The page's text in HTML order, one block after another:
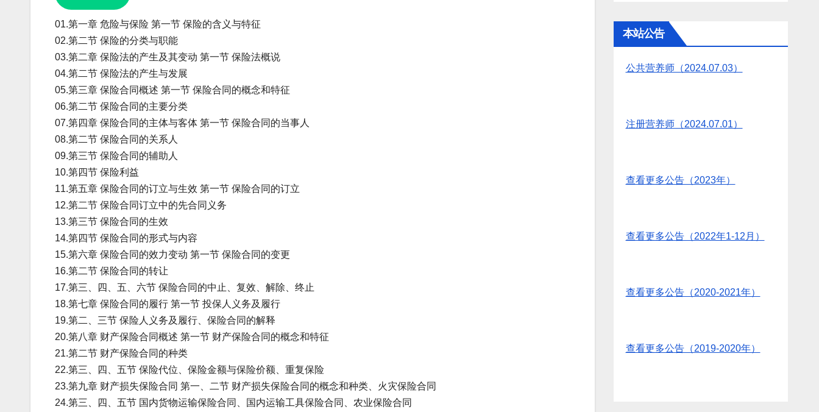
01.第一章 危险与保险 第一节 保险的含义与特征
02.第二节 保险的分类与职能
03.第二章 保险法的产生及其变动 第一节 保险法概说
04.第二节 保险法的产生与发展
05.第三章 保险合同概述 第一节 保险合同的概念和特征
06.第二节 保险合同的主要分类
07.第四章 保险合同的主体与客体 第一节 保险合同的当事人
08.第二节 保险合同的关系人
09.第三节 保险合同的辅助人
10.第四节 保险利益
11.第五章 保险合同的订立与生效 第一节 保险合同的订立
12.第二节 保险合同订立中的先合同义务
13.第三节 保险合同的生效
14.第四节 保险合同的形式与内容
15.第六章 保险合同的效力变动 第一节 保险合同的变更
16.第二节 保险合同的转让
17.第三、四、五、六节 保险合同的中止、复效、解除、终止
18.第七章 保险合同的履行 第一节 投保人义务及履行
19.第二、三节 保险人义务及履行、保险合同的解释
20.第八章 财产保险合同概述 第一节 财产保险合同的概念和特征
21.第二节 财产保险合同的种类
22.第三、四、五节 保险代位、保险金额与保险价额、重复保险
23.第九章 财产损失保险合同 第一、二节 财产损失保险合同的概念和种类、火灾保险合同
24.第三、四、五节 国内货物运输保险合同、国内运输工具保险合同、农业保险合同
本站公告
公共营养师（2024.07.03）
注册营养师（2024.07.01）
查看更多公告（2023年）
查看更多公告（2022年1-12月）
查看更多公告（2020-2021年）
查看更多公告（2019-2020年）